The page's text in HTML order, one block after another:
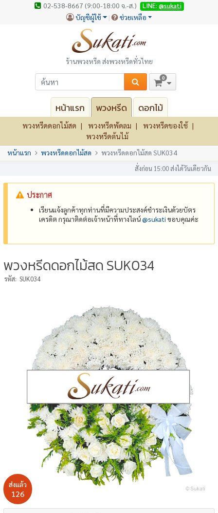
02-538-8667 (9:00-18:00 จ.-ส.) LINE: @sukati
บัญชีผู้ใช้ ช่วยเหลือ
ร้านพวงหรีด ส่งพวงหรีดทั่วไทย
0
หน้าแรก พวงหรีด ดอกไม้
พวงหรีดดอกไม้สด พวงหรีดพัดลม
พวงหรีดของใช้
พวงหรีดต้นไม้
หน้าแรก พวงหรีดดอกไม้สด พวงหรีดดอกไม้สด SUK034
สั่งก่อน 15:00 ส่งได้วันเดียวกัน
ประกาศ
เรียนแจ้งลูกค้าทุกท่านที่มีความประสงค์ชำระเงินด้วยบัตร
เครดิต กรุณาติดต่อเจ้าหน้าที่ทางไลน์@‌sukati ขอบคุณค่ะ
พวงหรีดดอกไม้สด SUK034
รหัส: SUK034
ส่งแล้ว
126